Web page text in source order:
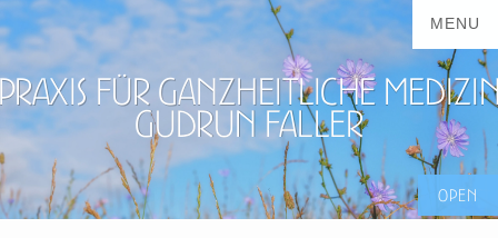
für ganzheitliche
Gudrun Faller